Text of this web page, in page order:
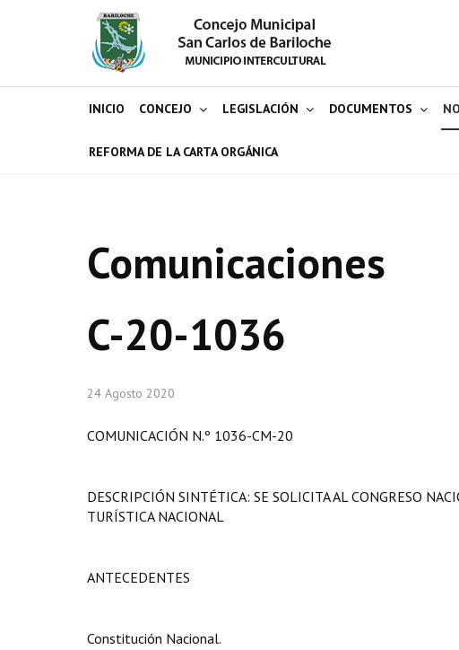
INICIO CONCEJO LEGISLACIÓN DOCUMENTOS
REFORMA DE LA CARTA ORGÁNICA
Comunicaciones
C-20-1036
24 Agosto 2020
COMUNICACIÓN N.º 1036-CM-20
DESCRIPCIÓN SINTÉTICA: SE SOLICITA AL CONGRESO
TURÍSTICA NACIONAL
ANTECEDENTES
Constitución Nacional.